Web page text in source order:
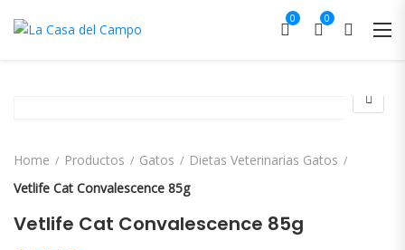
0 0
Home Productos Gatos
Dietas Veterinarias Gatos
Vetlife Cat Convalescence 85g
Vetlife Cat Convalescence 85g